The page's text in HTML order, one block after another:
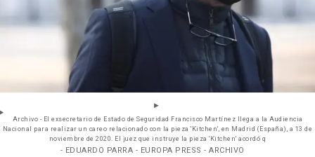
Archivo - El exsecretario de Estado de Seguridad Francisco Martínez llega a la Audiencia
Nacional para realizar un careo relacionado con la pieza 'Kitchen', en Madrid (España), a 13 de
noviembre de 2020. El juez que instruye la pieza 'Kitchen' acordó q
- EDUARDO PARRA - EUROPA PRESS - ARCHIVO